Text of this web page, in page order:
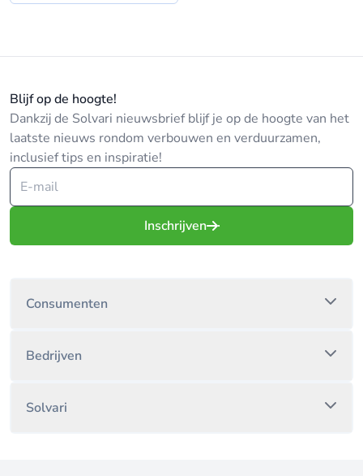
Blijf op de hoogte!
Dankzij de Solvari nieuwsbrief blijf je op de hoogte van het
laatste nieuws rondom verbouwen en verduurzamen,
inclusief tips en inspiratie!
Inschrijven
Consumenten
Bedrijven
Solvari